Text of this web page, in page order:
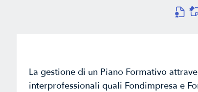
ﻜ
La gestione di un Piano Formativo
interprofessionali quali Fondimpresa e